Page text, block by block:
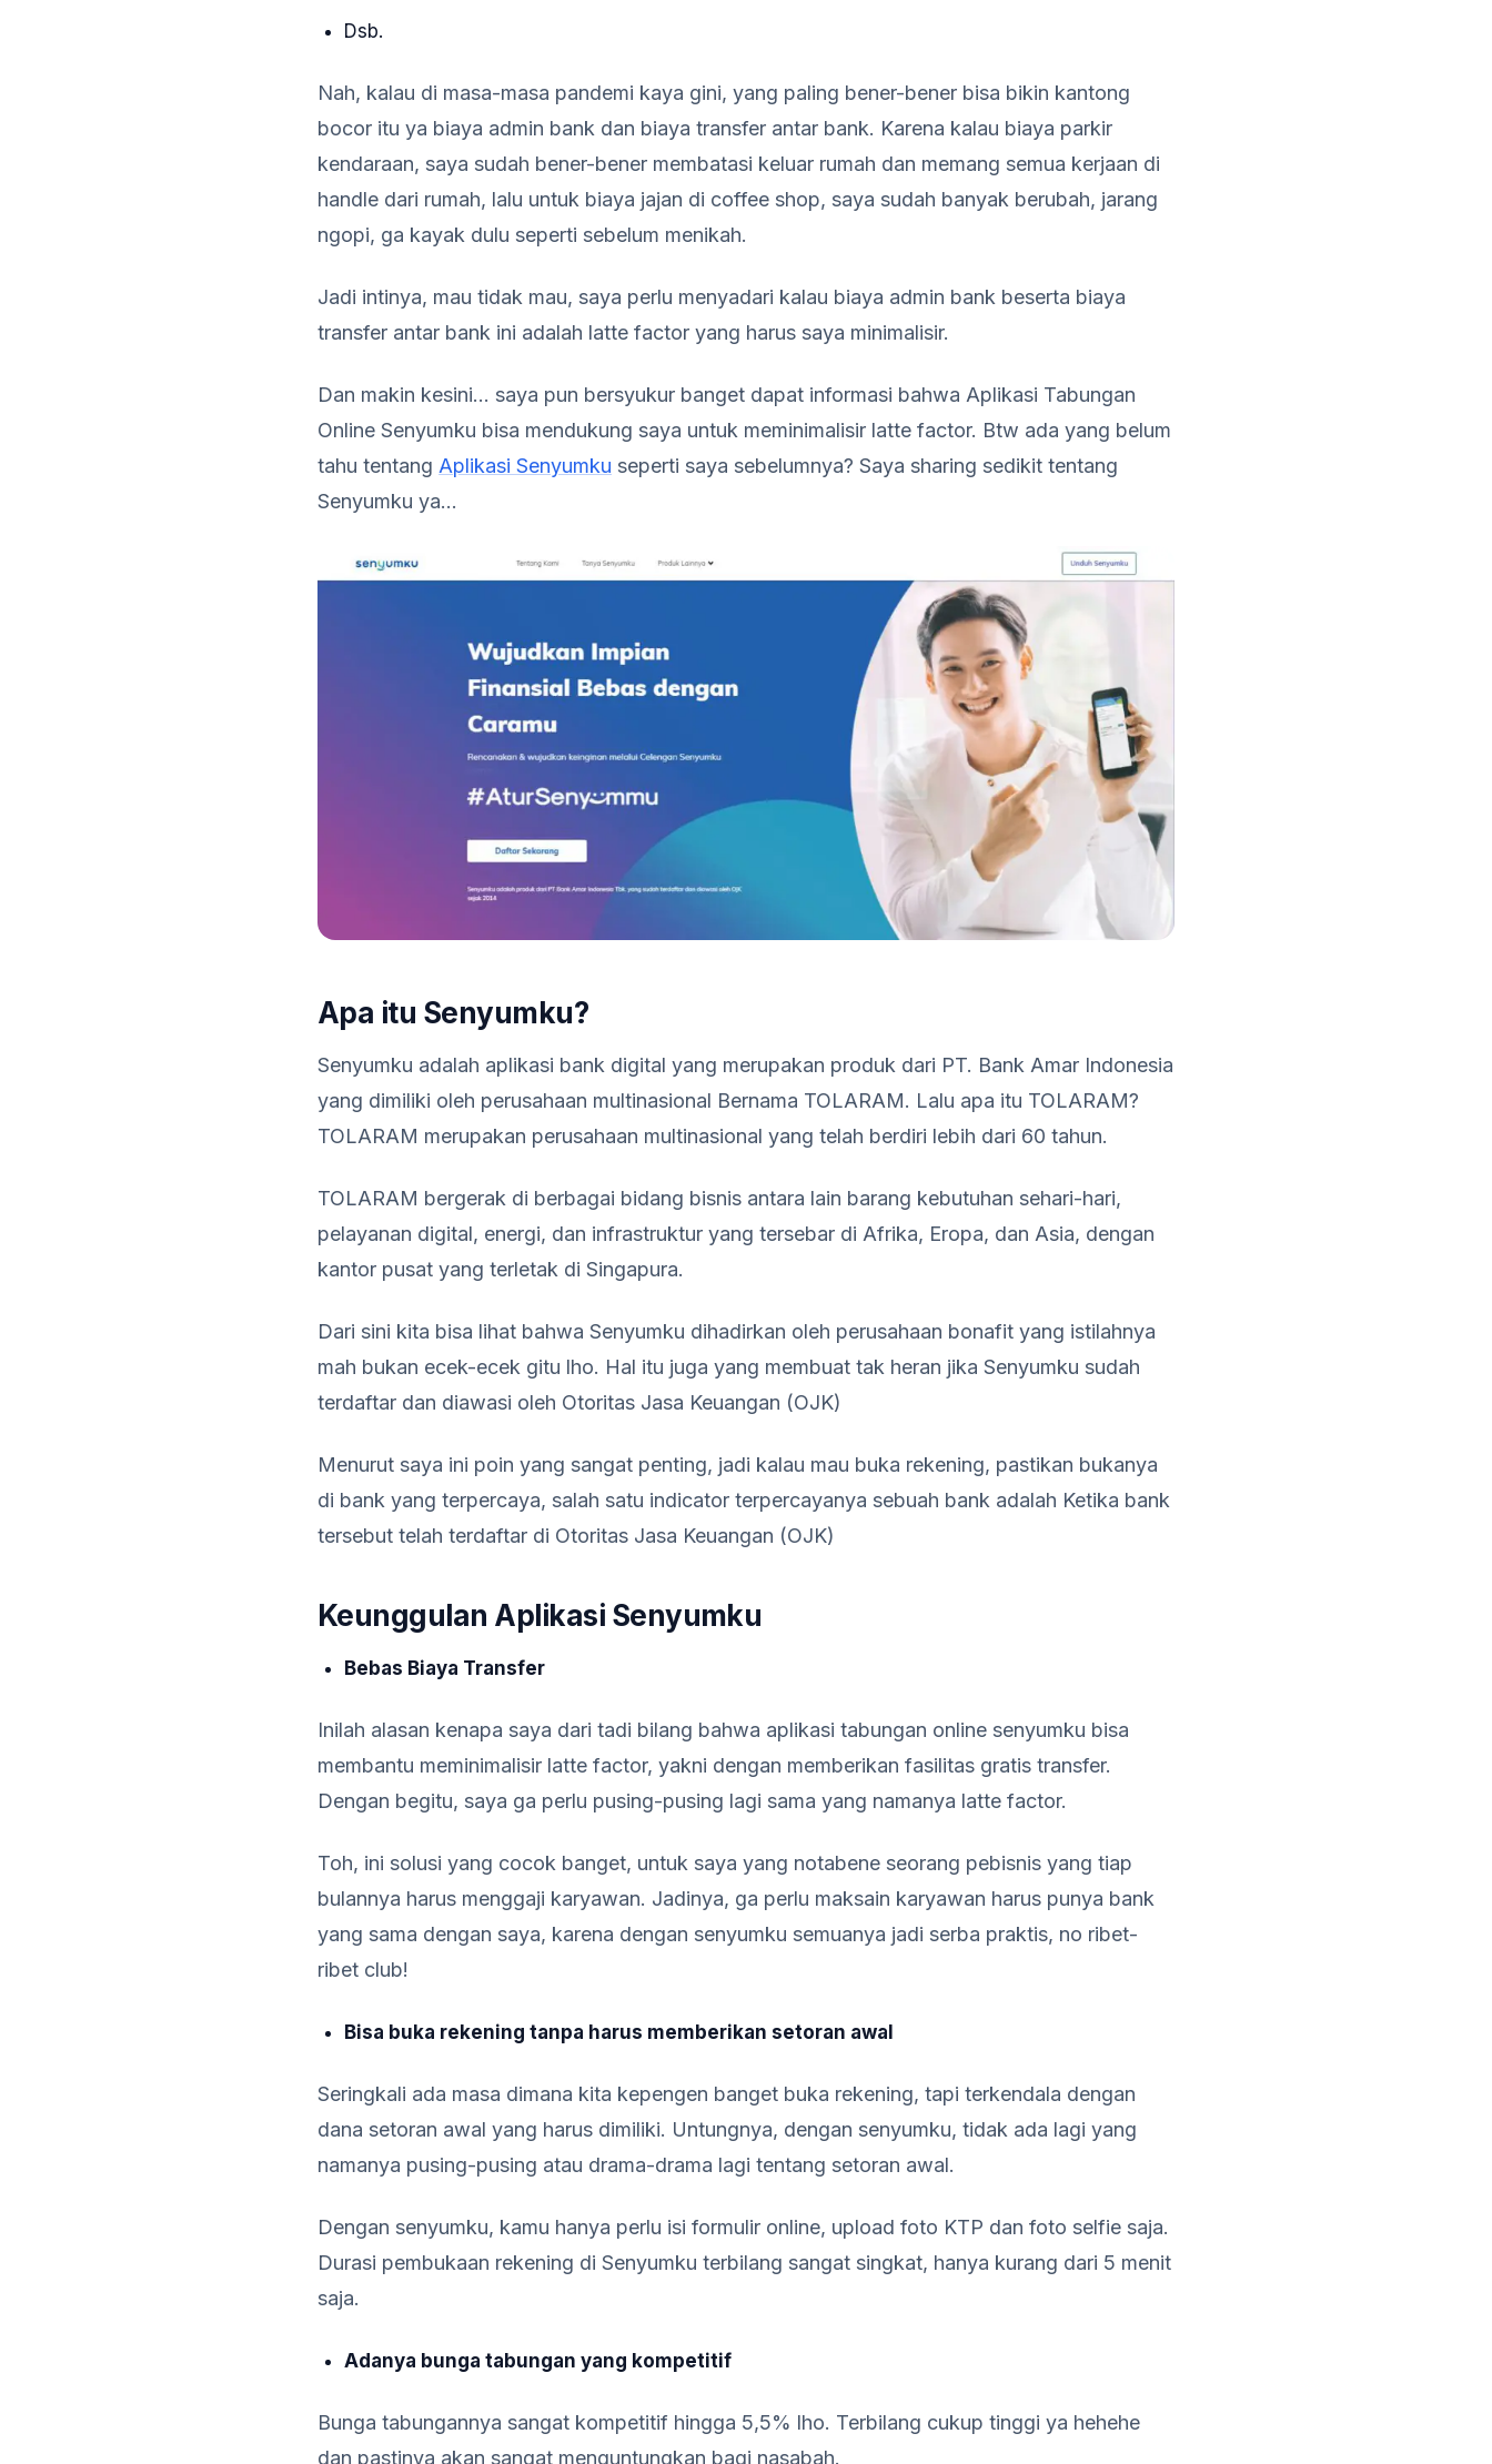
Dsb.
Nah, kalau di masa-masa pandemi kaya gini, yang paling bener-bener bisa bikin kantong
bocor itu ya biaya admin bank dan biaya transfer antar bank. Karena kalau biaya parkir
kendaraan, saya sudah bener-bener membatasi keluar rumah dan memang semua kerjaan di
handle dari rumah, lalu untuk biaya jajan di coffee shop, saya sudah banyak berubah, jarang
ngopi, ga kayak dulu seperti sebelum menikah.
Jadi intinya, mau tidak mau, saya perlu menyadari kalau biaya admin bank beserta biaya
transfer antar bank ini adalah latte factor yang harus saya minimalisir.
Dan makin kesini… saya pun bersyukur banget dapat informasi bahwa Aplikasi Tabungan
Online Senyumku bisa mendukung saya untuk meminimalisir latte factor. Btw ada yang belum
tahu tentang Aplikasi Senyumku seperti saya sebelumnya? Saya sharing sedikit tentang
Senyumku ya…
Apa itu Senyumku?
Senyumku adalah aplikasi bank digital yang merupakan produk dari PT. Bank Amar Indonesia
yang dimiliki oleh perusahaan multinasional Bernama TOLARAM. Lalu apa itu TOLARAM?
TOLARAM merupakan perusahaan multinasional yang telah berdiri lebih dari 60 tahun.
TOLARAM bergerak di berbagai bidang bisnis antara lain barang kebutuhan sehari-hari,
pelayanan digital, energi, dan infrastruktur yang tersebar di Afrika, Eropa, dan Asia, dengan
kantor pusat yang terletak di Singapura.
Dari sini kita bisa lihat bahwa Senyumku dihadirkan oleh perusahaan bonafit yang istilahnya
mah bukan ecek-ecek gitu lho. Hal itu juga yang membuat tak heran jika Senyumku sudah
terdaftar dan diawasi oleh Otoritas Jasa Keuangan (OJK)
Menurut saya ini poin yang sangat penting, jadi kalau mau buka rekening, pastikan bukanya
di bank yang terpercaya, salah satu indicator terpercayanya sebuah bank adalah Ketika bank
tersebut telah terdaftar di Otoritas Jasa Keuangan (OJK)
Keunggulan Aplikasi Senyumku
Bebas Biaya Transfer
Inilah alasan kenapa saya dari tadi bilang bahwa aplikasi tabungan online senyumku bisa
membantu meminimalisir latte factor, yakni dengan memberikan fasilitas gratis transfer.
Dengan begitu, saya ga perlu pusing-pusing lagi sama yang namanya latte factor.
Toh, ini solusi yang cocok banget, untuk saya yang notabene seorang pebisnis yang tiap
bulannya harus menggaji karyawan. Jadinya, ga perlu maksain karyawan harus punya bank
yang sama dengan saya, karena dengan senyumku semuanya jadi serba praktis, no ribet-
ribet club!
Bisa buka rekening tanpa harus memberikan setoran awal
Seringkali ada masa dimana kita kepengen banget buka rekening, tapi terkendala dengan
dana setoran awal yang harus dimiliki. Untungnya, dengan senyumku, tidak ada lagi yang
namanya pusing-pusing atau drama-drama lagi tentang setoran awal.
Dengan senyumku, kamu hanya perlu isi formulir online, upload foto KTP dan foto selfie saja.
Durasi pembukaan rekening di Senyumku terbilang sangat singkat, hanya kurang dari 5 menit
saja.
Adanya bunga tabungan yang kompetitif
Bunga tabungannya sangat kompetitif hingga 5,5% lho. Terbilang cukup tinggi ya hehehe
dan pastinya akan sangat menguntungkan bagi nasabah.